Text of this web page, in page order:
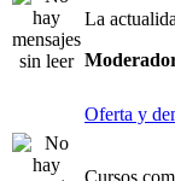
La
Oferta y